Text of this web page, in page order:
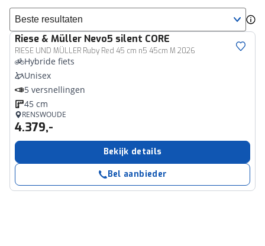
Sorteer resultaten
Riese & Müller Nevo5 silent CORE
RIESE UND MÜLLER Ruby Red 45 cm n5 45cm M 2026
Hybride fiets
Unisex
5 versnellingen
45 cm
RENSWOUDE
4.379,-
Bekijk details
Bel aanbieder